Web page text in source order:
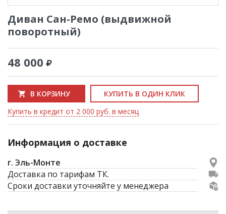
Диван Сан-Ремо (выдвижной
поворотный)
48 000
В КОРЗИНУ
КУПИТЬ В ОДИН КЛИК
Купить в кредит от 2 000 руб. в месяц
Информация о доставке
г. Эль-Монте
Доставка по тарифам ТК.
Сроки доставки уточняйте у менеджера